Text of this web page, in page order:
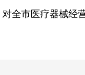
全市医疗器械经